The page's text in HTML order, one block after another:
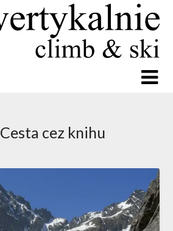
Cesta cez knihu